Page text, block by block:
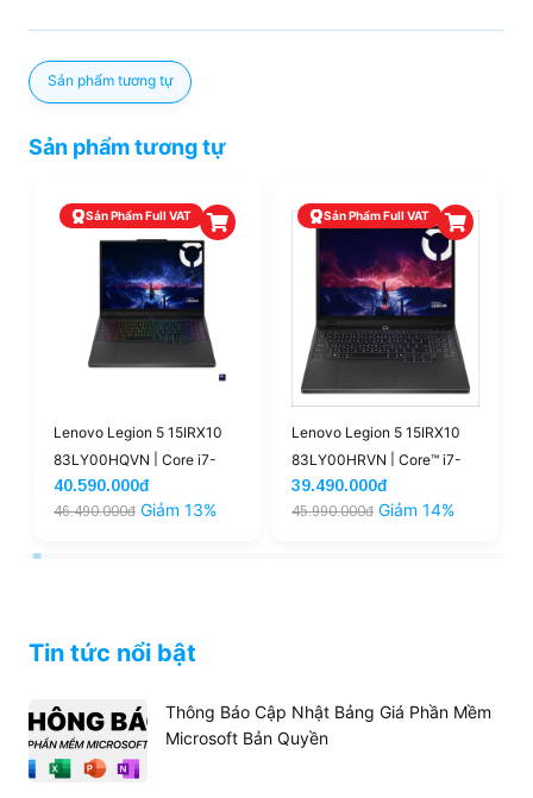
Sản phẩm tương tự
Sản phẩm tương tự
Sản Phẩm Full VAT
Lenovo Legion 5 15IRX10
83LY00HRVN | Core™ i7-
13650HX 16GB 512GB
|RTX™ 5050 15.3'' WUXGA
39.490.000đ
45.990.000đ Giảm 14%
Sản Phẩm Giá Tốt
Lenovo Legion 5 | Core i9-
14900HX 16GB 1TB RTX
5070 8GB 15.1'' 2K5 OLED
165Hz (Outlet)
42.490.000đ
52.990.000đ Giảm 20%
Tin tức nổi bật
Thông Báo Cập Nhật Bảng Giá Phần Mềm
Microsoft Bản Quyền